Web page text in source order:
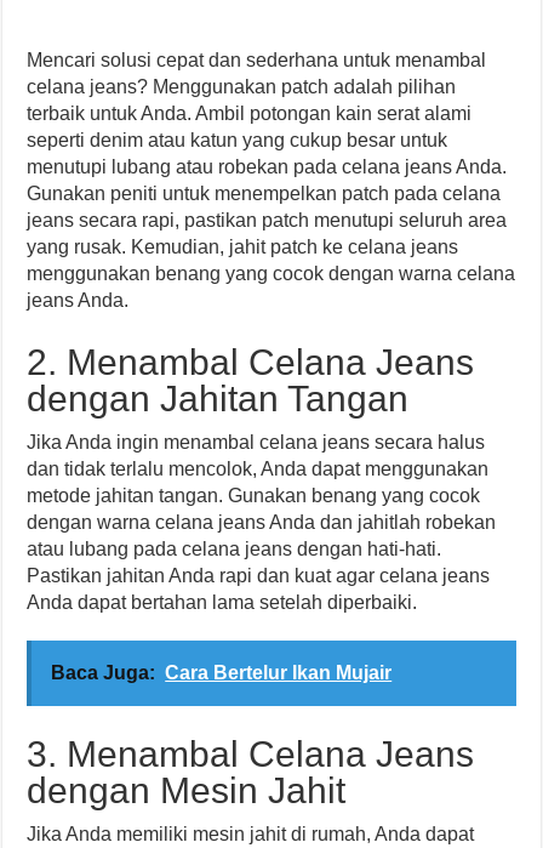
Mencari solusi cepat dan sederhana untuk menambal
celana jeans? Menggunakan patch adalah pilihan
terbaik untuk Anda. Ambil potongan kain serat alami
seperti denim atau katun yang cukup besar untuk
menutupi lubang atau robekan pada celana jeans Anda.
Gunakan peniti untuk menempelkan patch pada celana
jeans secara rapi, pastikan patch menutupi seluruh area
yang rusak. Kemudian, jahit patch ke celana jeans
menggunakan benang yang cocok dengan warna celana
jeans Anda.
2. Menambal Celana Jeans
dengan Jahitan Tangan
Jika Anda ingin menambal celana jeans secara halus
dan tidak terlalu mencolok, Anda dapat menggunakan
metode jahitan tangan. Gunakan benang yang cocok
dengan warna celana jeans Anda dan jahitlah robekan
atau lubang pada celana jeans dengan hati-hati.
Pastikan jahitan Anda rapi dan kuat agar celana jeans
Anda dapat bertahan lama setelah diperbaiki.
Baca Juga: Cara Bertelur Ikan Mujair
3. Menambal Celana Jeans
dengan Mesin Jahit
Jika Anda memiliki mesin jahit di rumah, Anda dapat